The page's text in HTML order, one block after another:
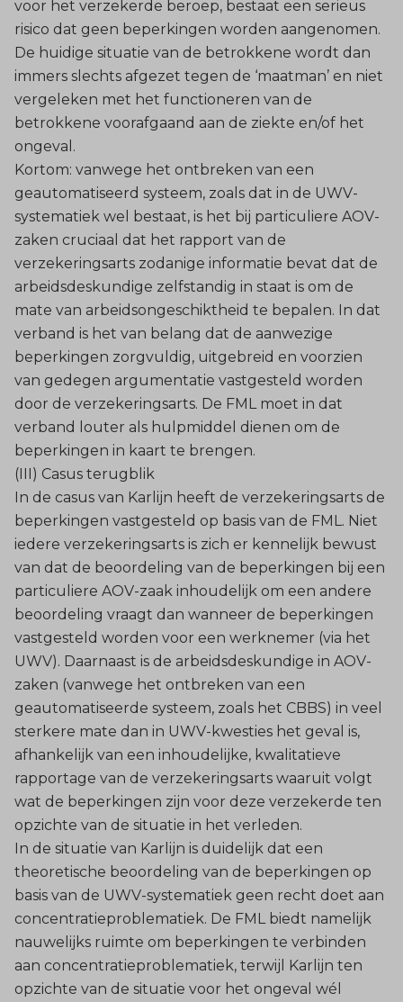
voor het verzekerde beroep, bestaat een serieus
risico dat geen beperkingen worden aangenomen.
De huidige situatie van de betrokkene wordt dan
immers slechts afgezet tegen de ‘maatman’ en niet
vergeleken met het functioneren van de
betrokkene voorafgaand aan de ziekte en/of het
ongeval.
Kortom: vanwege het ontbreken van een
geautomatiseerd systeem, zoals dat in de UWV-
systematiek wel bestaat, is het bij particuliere AOV-
zaken cruciaal dat het rapport van de
verzekeringsarts zodanige informatie bevat dat de
arbeidsdeskundige zelfstandig in staat is om de
mate van arbeidsongeschiktheid te bepalen. In dat
verband is het van belang dat de aanwezige
beperkingen zorgvuldig, uitgebreid en voorzien
van gedegen argumentatie vastgesteld worden
door de verzekeringsarts. De FML moet in dat
verband louter als hulpmiddel dienen om de
beperkingen in kaart te brengen.
(III) Casus terugblik
In de casus van Karlijn heeft de verzekeringsarts de
beperkingen vastgesteld op basis van de FML. Niet
iedere verzekeringsarts is zich er kennelijk bewust
van dat de beoordeling van de beperkingen bij een
particuliere AOV-zaak inhoudelijk om een andere
beoordeling vraagt dan wanneer de beperkingen
vastgesteld worden voor een werknemer (via het
UWV). Daarnaast is de arbeidsdeskundige in AOV-
zaken (vanwege het ontbreken van een
geautomatiseerde systeem, zoals het CBBS) in veel
sterkere mate dan in UWV-kwesties het geval is,
afhankelijk van een inhoudelijke, kwalitatieve
rapportage van de verzekeringsarts waaruit volgt
wat de beperkingen zijn voor deze verzekerde ten
opzichte van de situatie in het verleden.
In de situatie van Karlijn is duidelijk dat een
theoretische beoordeling van de beperkingen op
basis van de UWV-systematiek geen recht doet aan
concentratieproblematiek. De FML biedt namelijk
nauwelijks ruimte om beperkingen te verbinden
aan concentratieproblematiek, terwijl Karlijn ten
opzichte van de situatie voor het ongeval wél